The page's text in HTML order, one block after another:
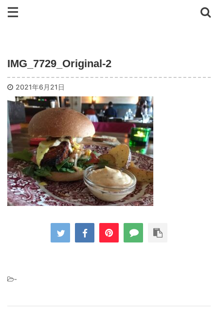
IMG_7729_Original-2
2021年6月21日
-